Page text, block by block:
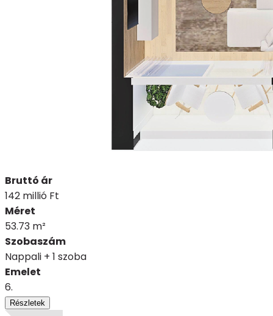
Bruttó ár
142 millió Ft
Méret
53.73 m²
Szobaszám
Nappali + 1 szoba
Emelet
6.
Részletek